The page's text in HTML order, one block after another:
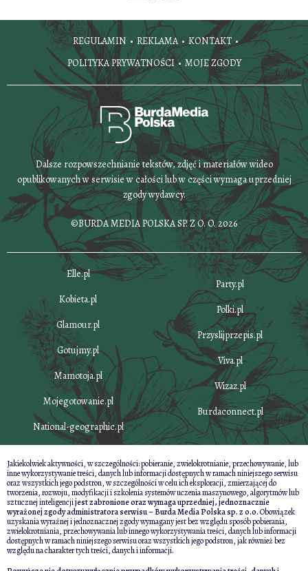
REGULAMIN REKLAMA
KONTAKT
POLITYKA PRYWATNOŚCI
MOJE ZGODY
Dalsze rozpowszechnianie tekstów, zdjęć i materiałów wideo
opublikowanych w serwisie w całości lub w części wymaga uprzedniej
zgody wydawcy.
©BURDA MEDIA POLSKA SP. Z O. O. 2026
Elle.pl
Kobieta.pl
Glamour.pl
Gotujmy.pl
Mamotoja.pl
Mojegotowanie.pl
National-geographic.pl
Party.pl
Polki.pl
Przyslijprzepis.pl
Viva.pl
Wizaz.pl
Burdaconnect.pl
Jakiekolwiek aktywności, w szczególności: pobieranie, zwielokrotnianie, przechowywanie, lub
inne wykorzystywanie treści, danych lub informacji dostępnych w ramach niniejszego serwisu
oraz wszystkich jego podstron, w szczególności w celu ich eksploracji, zmierzającej do
tworzenia, rozwoju, modyfikacji i szkolenia systemów uczenia maszynowego, algorytmów lub
sztucznej inteligencjijest zabronione oraz wymaga uprzedniej, jednoznacznie
wyrażonej zgody administratora serwisu – Burda Media Polska sp. z o.o.Obowiązek
uzyskania wyraźnej i jednoznacznej zgody wymagany jest bez względu sposób pobierania,
zwielokrotniania, przechowywania lub innego wykorzystywania treści, danych lub informacji
dostępnych w ramach niniejszego serwisu oraz wszystkich jego podstron, jak również bez
względu na charakter tych treści, danych i informacji.